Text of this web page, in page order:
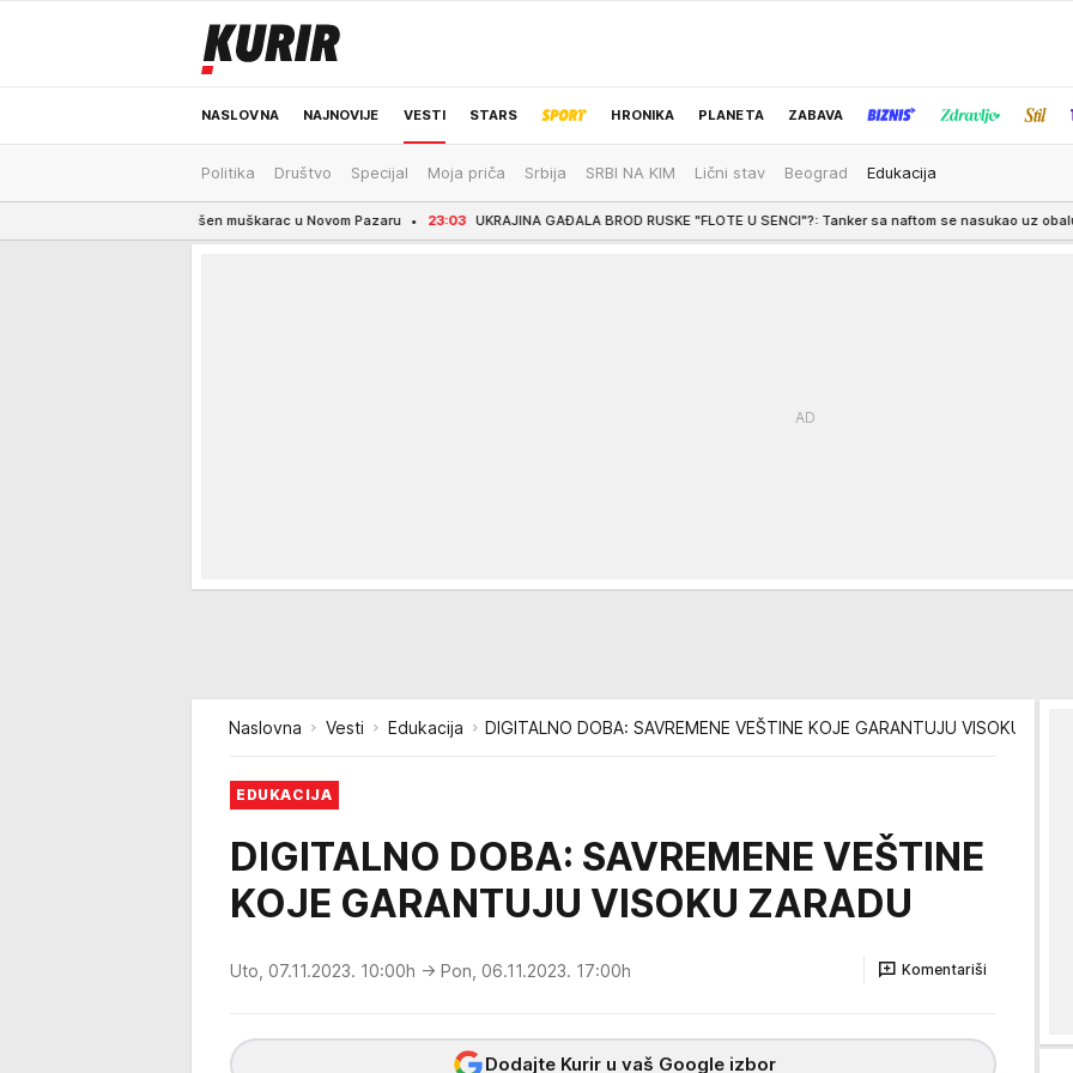
NASLOVNA NAJNOVIJE VESTI STARS HRONIKA PLANETA ZABAVA
ODRŽIVA BUDUĆNOST REGION NEWS IZBOR UREDNIKA
Politika Društvo Specijal Moja priča Srbija SRBI NA KIM Lični stav Beograd Edukacija
Uhapšen muškarac u Novom Pazaru 23:03 UKRAJINA GAĐALA BROD RUSKE "FLOTE U SENCI"?: Tanker sa naftom se nasukao uz obalu Omana, preti
Naslovna Vesti Edukacija DIGITALNO DOBA: SAVREMENE VEŠTINE KOJE GARANTUJU VISOKU
EDUKACIJA
DIGITALNO DOBA: SAVREMENE VEŠTINE
KOJE GARANTUJU VISOKU ZARADU
Uto, 07.11.2023. 10:00h → Pon, 06.11.2023. 17:00h Komentariši
Dodajte Kurir u vaš Google izbor